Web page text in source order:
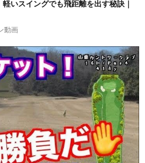
いスイングでも飛距離を出す秘訣｜
動画